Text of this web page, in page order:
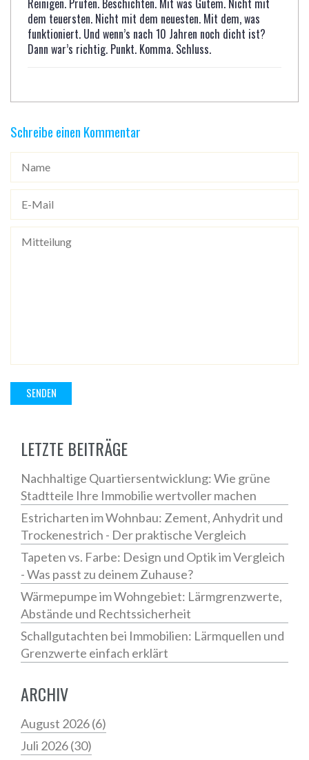
Reinigen. Prüfen. Beschichten. Mit was Gutem. Nicht mit
dem teuersten. Nicht mit dem neuesten. Mit dem, was
funktioniert. Und wenn’s nach 10 Jahren noch dicht ist?
Dann war’s richtig. Punkt. Komma. Schluss.
Schreibe einen Kommentar
LETZTE BEITRÄGE
Nachhaltige Quartiersentwicklung: Wie grüne
Stadtteile Ihre Immobilie wertvoller machen
Estricharten im Wohnbau: Zement, Anhydrit und
Trockenestrich - Der praktische Vergleich
Tapeten vs. Farbe: Design und Optik im Vergleich
- Was passt zu deinem Zuhause?
Wärmepumpe im Wohngebiet: Lärmgrenzwerte,
Abstände und Rechtssicherheit
Schallgutachten bei Immobilien: Lärmquellen und
Grenzwerte einfach erklärt
ARCHIV
August 2026(6)
Juli 2026(30)